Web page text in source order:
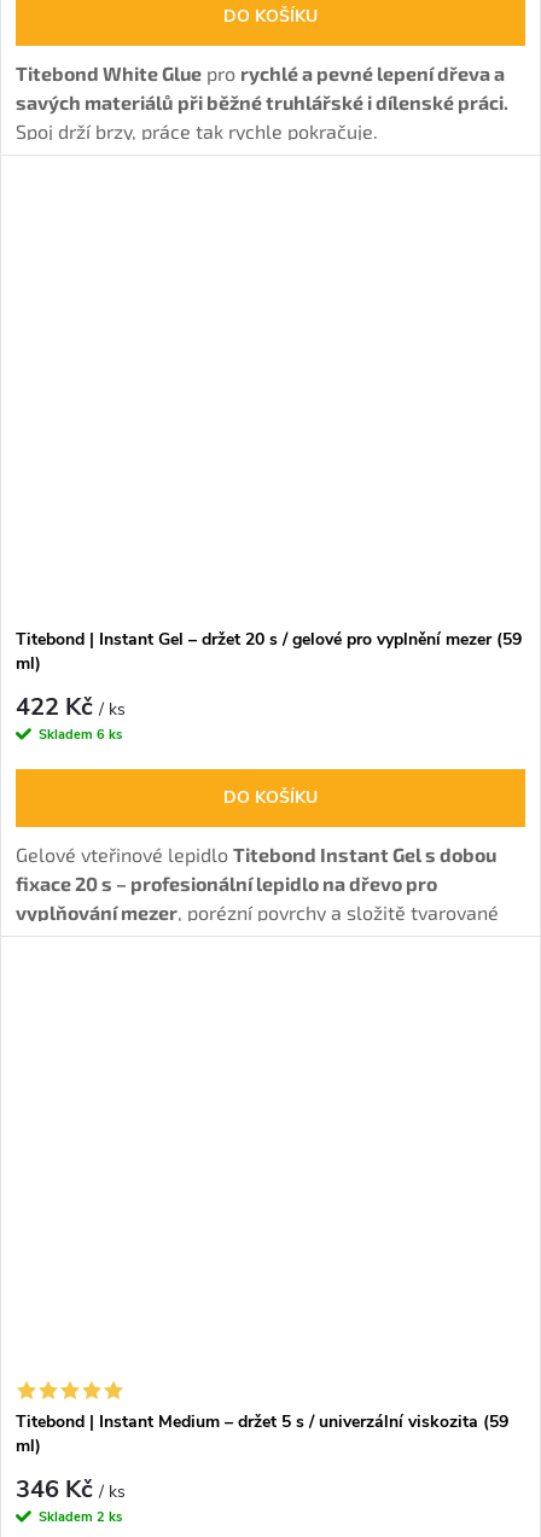
DO KOŠÍKU
Titebond White Glue pro rychlé a pevné lepení dřeva a
savých materiálů při běžné truhlářské i dílenské práci.
Spoj drží brzy, práce tak rychle pokračuje.
Titebond | Instant Gel – držet 20 s / gelové pro vyplnění mezer (59
ml)
422 Kč/ ks
Skladem 6 ks
DO KOŠÍKU
Gelové vteřinové lepidlo Titebond Instant Gel s dobou
fixace 20 s – profesionální lepidlo na dřevo pro
vyplňování mezer, porézní povrchy a složitě tvarované
spoje.
Titebond | Instant Medium – držet 5 s / univerzální viskozita (59
ml)
346 Kč/ ks
Skladem 2 ks